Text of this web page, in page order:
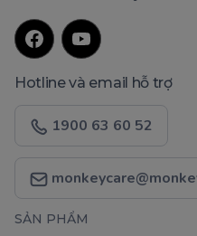
Hotline và email hỗ trợ
1900 63 60 52
SẢN PHẨM